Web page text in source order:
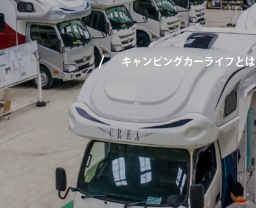
キャンピングカーライフとは